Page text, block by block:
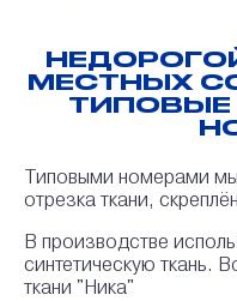
МЕСТНЫХ
Типовыми номерами
отрезка ткани,
В производстве
синтетическую ткань.
ткани " Ника"